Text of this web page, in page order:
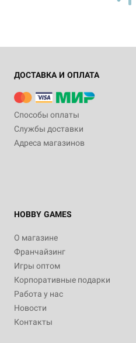
ДОСТАВКА И ОПЛАТА
Способы оплаты
Службы доставки
Адреса магазинов
HOBBY GAMES
О магазине
Франчайзинг
Игры оптом
Корпоративные подарки
Работа у нас
Новости
Контакты